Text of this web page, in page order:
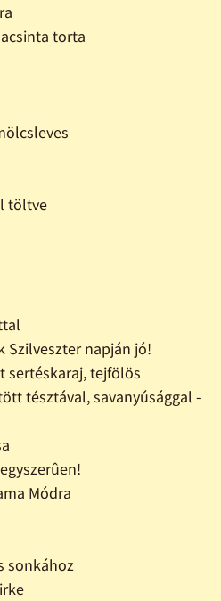
torta
töltve
Szilveszter napján jó!
sertéskaraj, tejfölös
tésztával, savanyúsággal -
Módra
sonkához